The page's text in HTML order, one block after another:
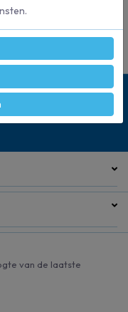
van de laatste